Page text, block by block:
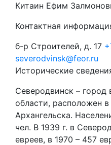
Китаин Ефим
Контактная
б-р Строителей, д. 17
severodvinsk@feor.ru
Исторические
Северодвинск – город
области, расположен
Архангельска.
чел. В 1939 г. в
евреев, в 1970 – 457